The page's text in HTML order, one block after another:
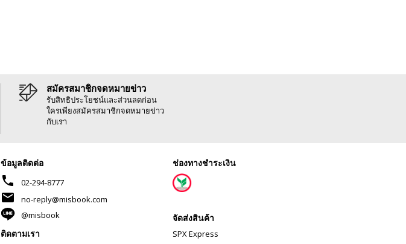
สมัครสมาชิกจดหมายข่าว
รับสิทธิประโยชน์และส่วนลดก่อน
ใครเพียงสมัครสมาชิกจดหมายข่าว
กับเรา
ข้อมูลติดต่อ
phone 02-294-8777
mail
no-reply@misbook.com
@misbook
ติดตามเรา
ช่องทางชำระเงิน
จัดส่งสินค้า
SPX Express